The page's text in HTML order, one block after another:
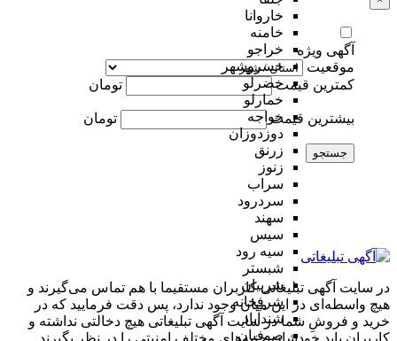
خاروانا
خامنه
خراجو
خسروشهر
خضرلو
خمارلو
خواجه
دوزدوزان
زرنق
زنوز
سراب
سردرود
سهند
سیس
سیه رود
شبستر
شربیان
شرفخانه
شندآباد
صوفیان
آگهی ویژه
موقعیت
کمترین قیمت
تومان
بیشترین قیمت تومان
جستجو
در سایت آگهی تبلیغاتی کاربران مستقیما با هم تماس می‌گیرند و
هیچ واسطه‌ای در این میان وجود ندارد، پس دقت فرمایید که در
خرید و فروشِ شما در سایت آگهی تبلیغاتی هیچ دخالتی نداشته و
کاربران باید خودشان جنبه‌های مختلف امنیتی را در نظر بگیرند.